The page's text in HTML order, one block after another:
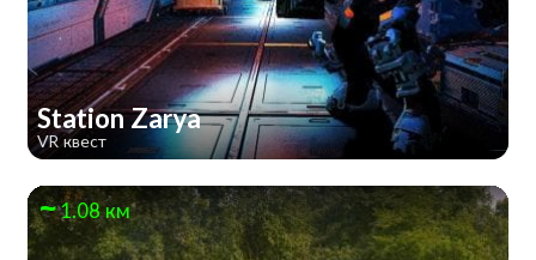
Station Zarya
VR квест
1.08 км